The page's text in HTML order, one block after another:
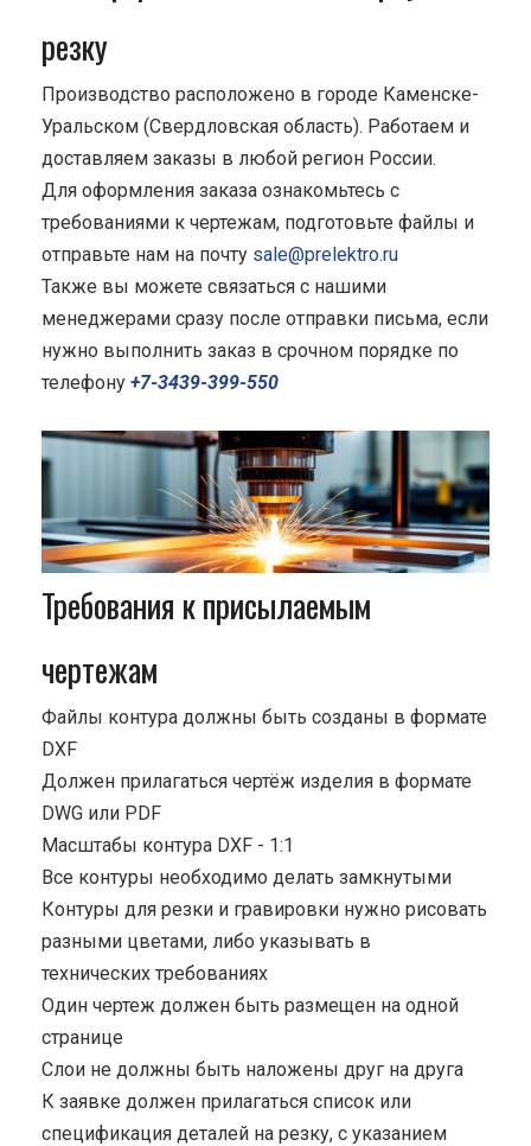
резку
Производство расположено в городе Каменске-
Уральском (Свердловская область). Работаем и
доставляем заказы в любой регион России.
Для оформления заказа ознакомьтесь с
требованиями к чертежам, подготовьте файлы и
отправьте нам на почту sale@prelektro.ru
Также вы можете связаться с нашими
менеджерами сразу после отправки письма, если
нужно выполнить заказ в срочном порядке по
телефону +7-3439-399-550
Требования к присылаемым
чертежам
Файлы контура должны быть созданы в формате
DXF
Должен прилагаться чертёж изделия в формате
DWG или PDF
Масштабы контура DXF - 1:1
Все контуры необходимо делать замкнутыми
Контуры для резки и гравировки нужно рисовать
разными цветами, либо указывать в
технических требованиях
Один чертеж должен быть размещен на одной
странице
Cлои не должны быть наложены друг на друга
К заявке должен прилагаться список или
спецификация деталей на резку, с указанием